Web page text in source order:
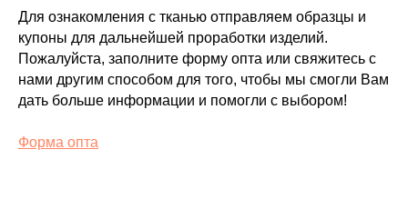
Для ознакомления с тканью отправляем образцы и
купоны для дальнейшей проработки изделий.
Пожалуйста, заполните форму опта или свяжитесь с
нами другим способом для того, чтобы мы смогли Вам
дать больше информации и помогли с выбором!
Форма опта